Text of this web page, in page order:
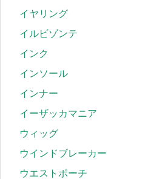
イヤリング
イルビゾンテ
インク
インソール
インナー
イーザッカマニア
ウィッグ
ウインドブレーカー
ウエストポーチ